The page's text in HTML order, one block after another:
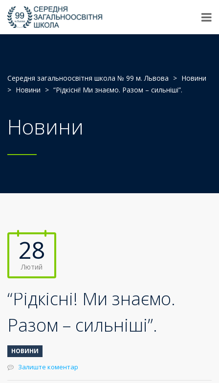
Середня загальноосвітня школа № 99 м. Львова > Новини
> Новини > “Рідкісні! Ми знаємо. Разом – сильніші”.
Новини
28
Лютий
“Рідкісні! Ми знаємо.
Разом – сильніші”.
НОВИНИ
Залиште коментар